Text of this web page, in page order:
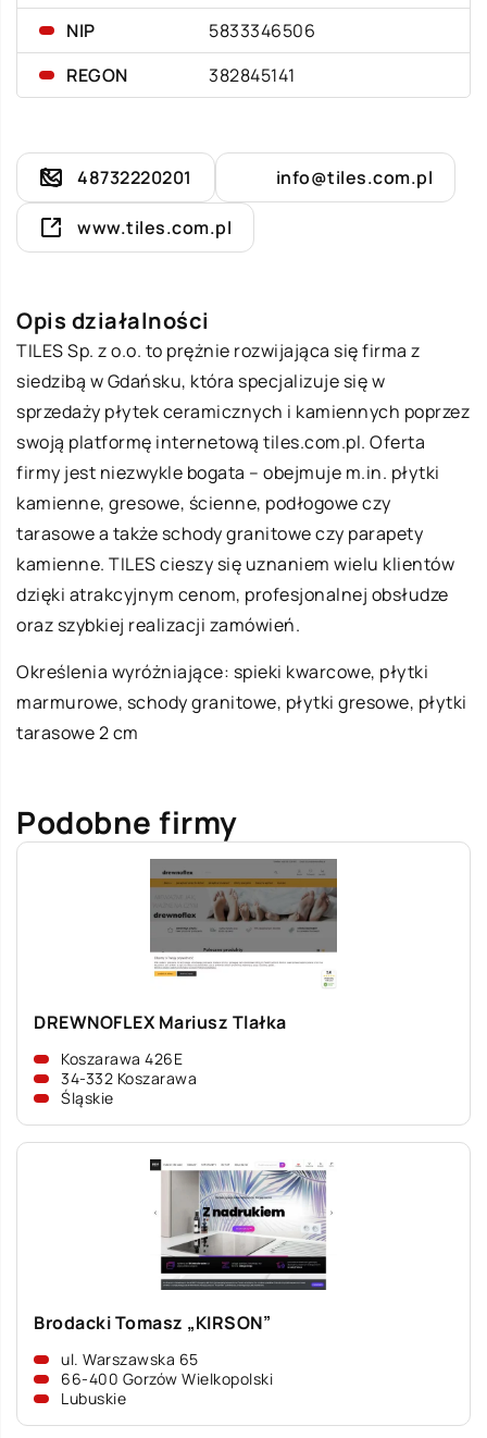
NIP
5833346506
REGON
382845141
48732220201 info@tiles.com.pl
www.tiles.com.pl
Opis działalności
TILES Sp. z o.o. to prężnie rozwijająca się firma z
siedzibą w Gdańsku, która specjalizuje się w
sprzedaży płytek ceramicznych i kamiennych poprzez
swoją platformę internetową tiles.com.pl. Oferta
firmy jest niezwykle bogata – obejmuje m.in. płytki
kamienne, gresowe, ścienne, podłogowe czy
tarasowe a także schody granitowe czy parapety
kamienne. TILES cieszy się uznaniem wielu klientów
dzięki atrakcyjnym cenom, profesjonalnej obsłudze
oraz szybkiej realizacji zamówień.
Określenia wyróżniające: spieki kwarcowe, płytki
marmurowe, schody granitowe, płytki gresowe, płytki
tarasowe 2 cm
Podobne firmy
DREWNOFLEX Mariusz Tlałka
Koszarawa 426E
34-332 Koszarawa
Śląskie
Brodacki Tomasz „KIRSON”
ul. Warszawska 65
66-400 Gorzów Wielkopolski
Lubuskie